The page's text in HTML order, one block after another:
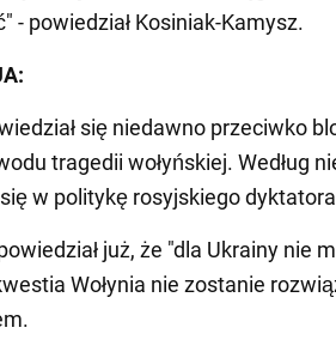
- powiedział Kosiniak-Kamysz.
się niedawno przeciwko
tragedii wołyńskiej. Według
w politykę rosyjskiego
już, że "dla Ukrainy nie
Wołynia nie zostanie